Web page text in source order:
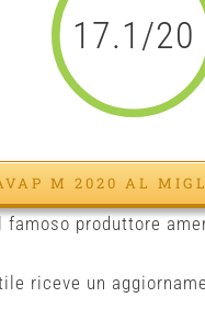
17.1/20
M 2020 AL
produttore
riceve un